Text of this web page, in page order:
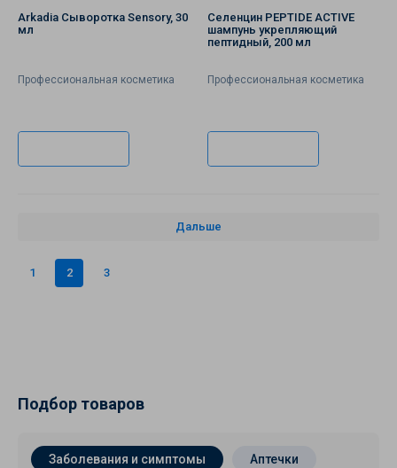
Arkadia Сыворотка Sensory, 30
мл
Профессиональная косметика
Селенцин PEPTIDE ACTIVE
шампунь укрепляющий
пептидный, 200 мл
Профессиональная косметика
Дальше
1 2 3
Подбор товаров
Заболевания и симптомы Аптечки